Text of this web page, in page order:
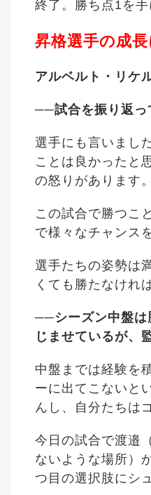
終了。勝ち点1を
昇格選手の成
アルベルト・リケ
──試合を振り返っ
選手にも言いまし
ことは良かったと
の怒りがあります。
この試合で勝つこ
で様々なチャンス
選手たちの姿勢は
くても勝たなけれ
──シーズン中盤は
じませているが、
中盤までは経験を
ーに出てこないと
んし、自分たちは
今日の試合で渡邉
ないような場所）
つ目の選択肢にシ